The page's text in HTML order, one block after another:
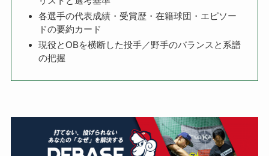
各選手の代表成績・受賞歴・在籍球団・エピソー
ドの要約カード
現役とOBを横断した投手／野手のバランスと系譜
の把握